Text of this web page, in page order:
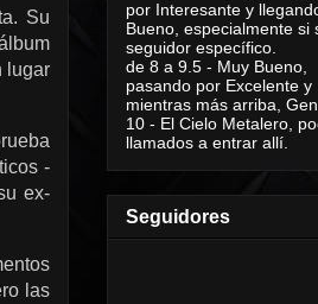
Su
lugar
-
ex-
las
por Interesante y
Bueno, especialmente si
seguidor específico.
de 8 a 9.5 - Muy Bueno,
pasando por Excelente y
mientras más arriba,
10 - El Cielo Metalero,
llamados a entrar allí.
Seguidores